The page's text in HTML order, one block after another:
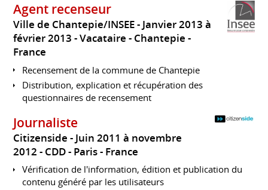
Agent recenseur
Ville de Chantepie/INSEE
Janvier 2013 à
février 2013 Vacataire
Chantepie
France
Recensement de la commune de Chantepie
Distribution, explication et récupération des
questionnaires de recensement
Journaliste
Citizenside
Juin 2011 à novembre
2012 CDD Paris France
Vérification de l'information, édition et publication du
contenu généré par les utilisateurs